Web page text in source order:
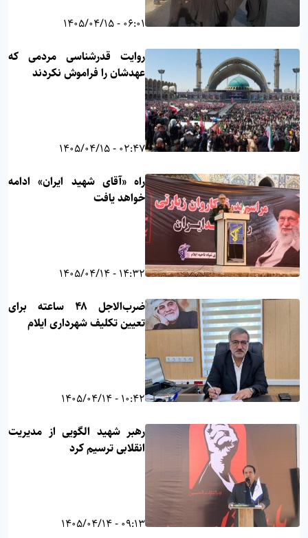
06:01 - 1405/04/15
روایت قدرشناسی مردمی که
عهدشان را فراموش نکردند
02:47 - 1405/04/15
راه «آقای شهید ایران» ادامه
خواهد یافت
14:32 - 1405/04/14
ضرب‌الاجل ۴۸ ساعته برای
تعیین تکلیف شهرداری ایلام
10:42 - 1405/04/14
رهبر شهید الگویی از مدیریت
انقلابی ترسیم کرد
09:13 - 1405/04/14